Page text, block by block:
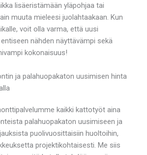
lisäeristämään yläpohjaa tai
muuta mieleesi juolahtaakaan. Kun
voit olla varma, että uusi
nähden näyttävämpi sekä
kokonaisuus!
ja palahuopakaton uusimisen hinta
kaikki kattotyöt aina
palahuopakaton uusimiseen ja
puolivuosittaisiin huoltoihin,
projektikohtaisesti. Me siis